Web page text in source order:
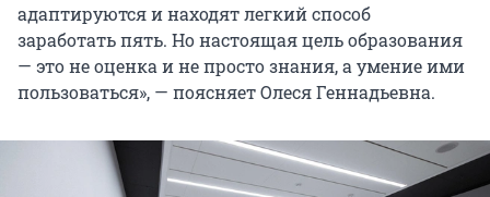
адаптируются и находят легкий способ
заработать пять. Но настоящая цель образования
— это не оценка и не просто знания, а умение ими
пользоваться», — поясняет Олеся Геннадьевна.